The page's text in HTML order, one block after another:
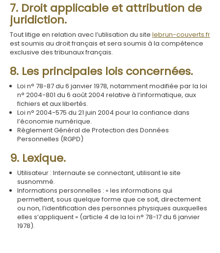
7. Droit applicable et attribution de
juridiction.
Tout litige en relation avec l’utilisation du site lebrun-couverts.fr
est soumis au droit français et sera soumis à la compétence
exclusive des tribunaux français.
8. Les principales lois concernées.
Loi n° 78-87 du 6 janvier 1978, notamment modifiée par la loi
n° 2004-801 du 6 août 2004 relative à l’informatique, aux
fichiers et aux libertés.
Loi n° 2004-575 du 21 juin 2004 pour la confiance dans
l’économie numérique.
Règlement Général de Protection des Données
Personnelles (RGPD)
9. Lexique.
Utilisateur : Internaute se connectant, utilisant le site
susnommé.
Informations personnelles : « les informations qui
permettent, sous quelque forme que ce soit, directement
ou non, l’identification des personnes physiques auxquelles
elles s’appliquent » (article 4 de la loi n° 78-17 du 6 janvier
1978).